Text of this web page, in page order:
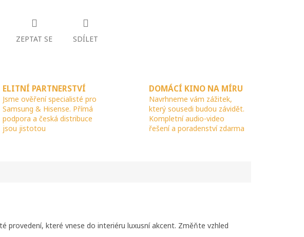
ZEPTAT SE SDÍLET
ELITNÍ PARTNERSTVÍ
Jsme ověření specialisté pro
Samsung & Hisense. Přímá
podpora a česká distribuce
jsou jistotou
DOMÁCÍ KINO NA MÍRU
Navrhneme vám zážitek,
který sousedi budou závidět.
Kompletní audio-video
řešení a poradenství zdarma
provedení, které vnese do interiéru luxusní akcent. Změňte vzhled